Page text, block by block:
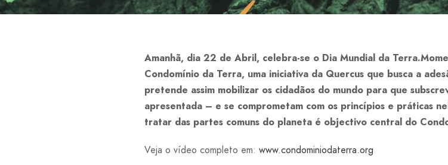
Amanhã, dia 22 de Abril, celebra-se o Dia Mundial da
Condomínio da Terra, uma iniciativa da Quercus que busca a
pretende assim mobilizar os cidadãos do mundo para que
apresentada – e se comprometam com os princípios e práticas
tratar das partes comuns do planeta é objectivo central do
Veja o vídeo completo em: www.condominiodaterra.org